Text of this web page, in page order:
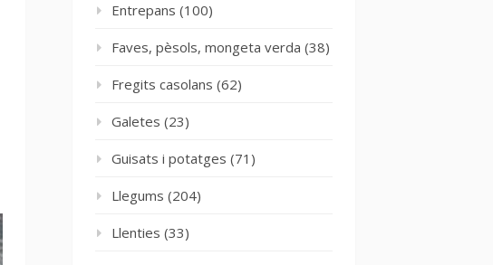
Entrepans (100)
Faves, pèsols, mongeta verda (38)
Fregits casolans (62)
Galetes (23)
Guisats i potatges (71)
Llegums (204)
Llenties (33)